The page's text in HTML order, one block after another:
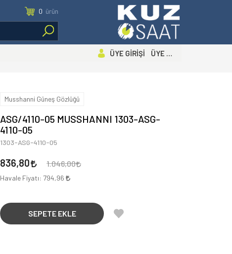
0 ürün
ÜYE GİRİŞİ ÜYE OL
Musshanni Güneş Gözlüğü
ASG/4110-05 MUSSHANNI 1303-ASG-
4110-05
1303-ASG-4110-05
836,80 1.046,00
Havale Fiyatı: 794,96
SEPETE EKLE